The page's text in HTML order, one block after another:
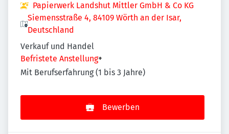
Papierwerk Landshut Mittler GmbH & Co KG
Siemensstraße 4, 84109 Wörth an der Isar,
Deutschland
Verkauf und Handel
Befristete Anstellung+
Mit Berufserfahrung (1 bis 3 Jahre)
Bewerben